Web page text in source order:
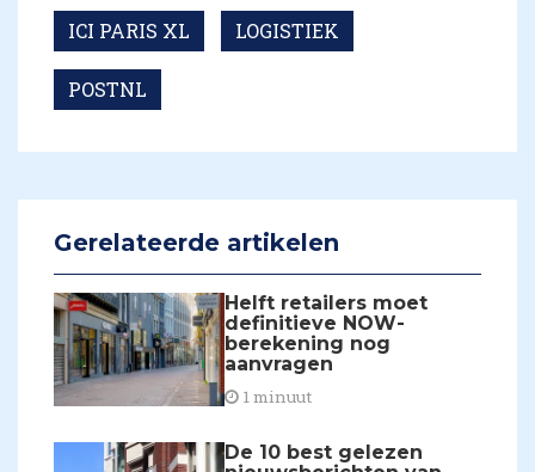
ICI PARIS XL LOGISTIEK
POSTNL
Gerelateerde artikelen
Helft retailers moet
definitieve NOW-
berekening nog
aanvragen
1 minuut
De 10 best gelezen